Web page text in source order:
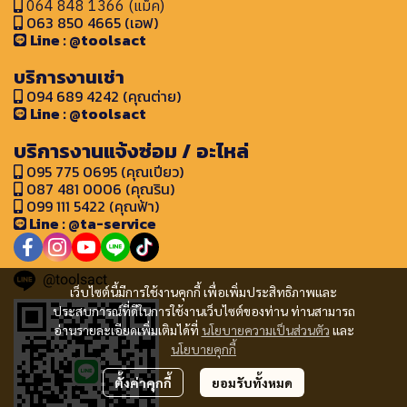
เว็บไซต์นี้มีการใช้งานคุกกี้ เพื่อเพิ่มประสิทธิภาพและ
ประสบการณ์ที่ดีในการใช้งานเว็บไซต์ของท่าน ท่านสามารถ
อ่านรายละเอียดเพิ่มเติมได้ที่ นโยบายความเป็นส่วนตัว และ
นโยบายคุกกี้
ตั้งค่าคุกกี้ ยอมรับทั้งหมด
064 848 1366 (แม็ค)
063 850 4665 (เอฟ)
Line : @toolsact
บริการงานเช่า
094 689 4242 (คุณต่าย)
Line : @toolsact
บริการงานแจ้งซ่อม / อะไหล่
095 775 0695 (คุณเปียว)
087 481 0006 (คุณริน)
099 111 5422 (คุณฟ้า)
Line : @ta-service
@toolsact